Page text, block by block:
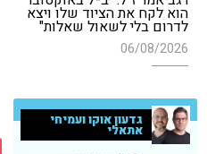
הוא לקח את הציוד שלו ויצא
לדרום בלי לשאול שאלות"
06/08/2026
גדעון אוקו ועמיחי
אתאלי